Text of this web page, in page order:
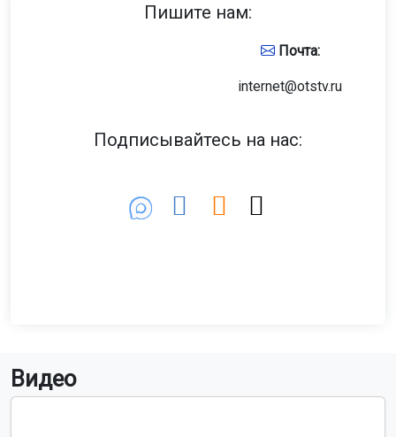
Пишите нам:
Почта:
internet@otstv.ru
Подписывайтесь на нас:
Видео